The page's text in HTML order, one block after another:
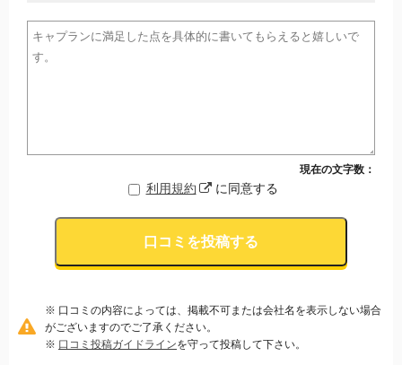
現在の文字数：
利用規約 に同意する
口コミを投稿する
※ 口コミの内容によっては、掲載不可または会社名を表示しない場合
がございますのでご了承ください。
※ 口コミ投稿ガイドラインを守って投稿して下さい。